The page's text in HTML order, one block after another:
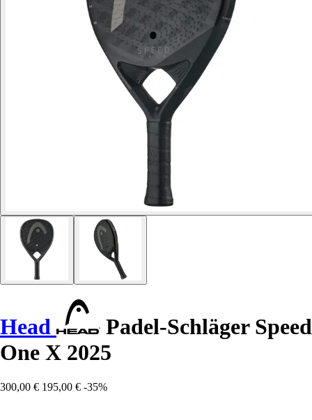
Head
Padel-Schläger Speed
One X 2025
300,00 € 195,00 € -35%